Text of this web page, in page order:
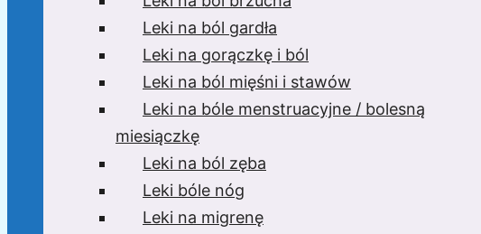
Leki na ból gardła
Leki na gorączkę i ból
Leki na ból mięśni i stawów
Leki na bóle menstruacyjne / bolesną
miesiączkę
Leki na ból zęba
Leki bóle nóg
Leki na migrenę